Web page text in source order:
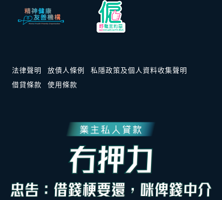
法律聲明 放債人條例
私隱政策及個人資料收集聲明
借貸條款
使用條款